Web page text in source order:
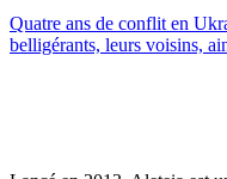
Quatre ans de conflit en
belligérants, leurs voisins,